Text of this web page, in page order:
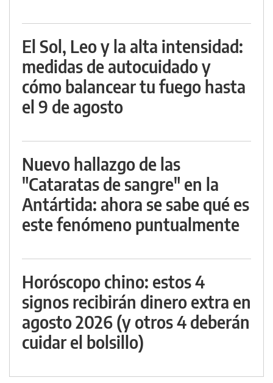
El Sol, Leo y la alta intensidad:
medidas de autocuidado y
cómo balancear tu fuego hasta
el 9 de agosto
Nuevo hallazgo de las
"Cataratas de sangre" en la
Antártida: ahora se sabe qué es
este fenómeno puntualmente
Horóscopo chino: estos 4
signos recibirán dinero extra en
agosto 2026 (y otros 4 deberán
cuidar el bolsillo)